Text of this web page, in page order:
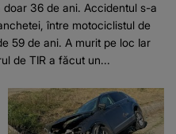
36 de ani. Accidentul s-a
între motociclistul de
59 de ani. A murit pe loc Iar
de TIR a făcut un...